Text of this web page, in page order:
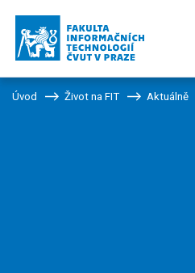
Úvod Život na FIT Aktuálně